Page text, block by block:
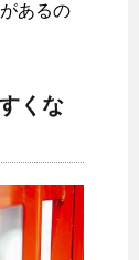
あるの
くな